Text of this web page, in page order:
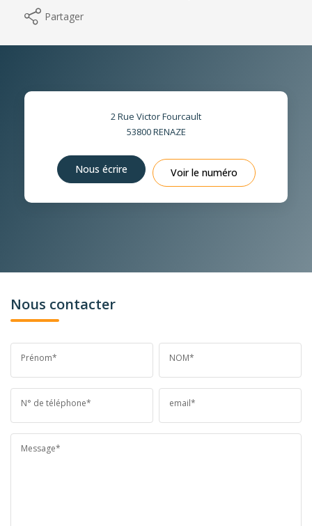
Partager
2 Rue Victor Fourcault
53800RENAZE
Nous écrire Voir le numéro
Nous contacter
Prénom* NOM*
N° de téléphone* email*
Message*